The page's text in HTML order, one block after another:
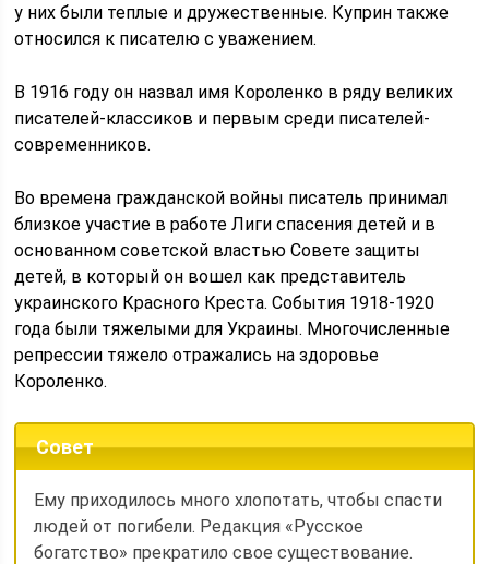
у них были теплые и дружественные. Куприн также
относился к писателю с уважением.
В 1916 году он назвал имя Короленко в ряду великих
писателей-классиков и первым среди писателей-
современников.
Во времена гражданской войны писатель принимал
близкое участие в работе Лиги спасения детей и в
основанном советской властью Совете защиты
детей, в который он вошел как представитель
украинского Красного Креста. События 1918-1920
года были тяжелыми для Украины. Многочисленные
репрессии тяжело отражались на здоровье
Короленко.
Совет
Ему приходилось много хлопотать, чтобы спасти
людей от погибели. Редакция «Русское
богатство» прекратило свое существование.